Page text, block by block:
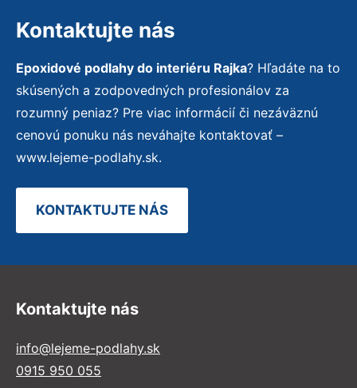
Kontaktujte nás
Epoxidové podlahy do interiéru Rajka? Hľadáte na to
skúsených a zodpovedných profesionálov za
rozumný peniaz? Pre viac informácií či nezáväznú
cenovú ponuku nás neváhajte kontaktovať –
www.lejeme-podlahy.sk.
KONTAKTUJTE NÁS
Kontaktujte nás
info@lejeme-podlahy.sk
0915 950 055